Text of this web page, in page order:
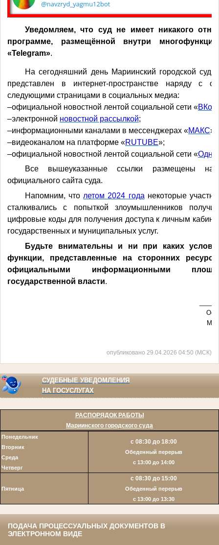
Уведомляем, что суд не имеет никакого
программе, размещённой внутри
«Telegram».
На сегодняшний день Мариинский городской суд
представлен в интернет-пространстве наряду с
следующими страницами в социальных медиа:
–официальной новостной лентой социальной сети «
–электронной новостной рассылкой;
–информационными каналами в мессенджерах «МАКС»
–видеоканалом на платформе «RUTUBE»;
–официальной новостной лентой социальной сети «
Все вышеуказанные ссылки размещены на
официального сайта суда.
Напомним, что летом 2024 года некоторые
сталкивались с попыткой злоумышленников
цифровые коды для получения доступа к личным
государственных и муниципальных услуг.
Будьте внимательны и ни при каких
функции, представленные на сторонних
официальными информационными
государственной власти.
опубликовано 29.04.2026 04:50 (МСК)
СУДЕБНЫЕ УВЕДОМЛЕНИЯ
НА ГОСУСЛУГАХ
РАСПОРЯДОК РАБОТЫ
Мариинского городского суда
Понедельник
Вторник
Среда
Четверг
с 08:30 до 18:00
Обеденный перерыв
с 13:00 до 14:00
Пятница
с 08:30 до 15:00
Обеденный перерыв
c 13:00 до 13:30
ПОДАЧА ПРОЦЕССУАЛЬНЫХ ДОКУМЕНТОВ В
ЭЛЕКТРОННОМ ВИДЕ